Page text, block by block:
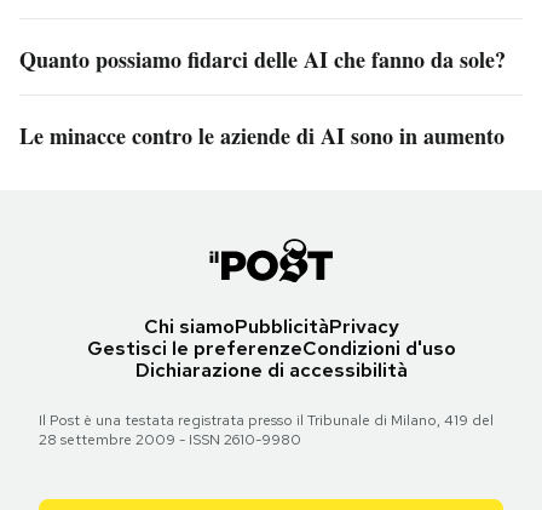
Quanto possiamo fidarci delle AI che fanno da sole?
Le minacce contro le aziende di AI sono in aumento
Chi siamoPubblicitàPrivacy
Gestisci le preferenzeCondizioni d'uso
Dichiarazione di accessibilità
Il Post è una testata registrata presso il Tribunale di Milano, 419 del
28 settembre 2009 - ISSN 2610-9980